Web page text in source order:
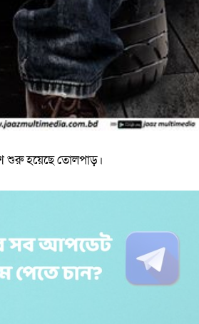
শুরু হয়েছে তোলপাড়।